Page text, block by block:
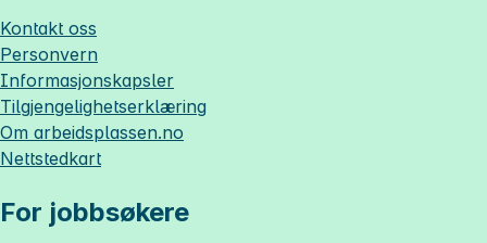
Kontakt oss
Personvern
Informasjonskapsler
Tilgjengelighetserklæring
Om arbeidsplassen.no
Nettstedkart
For jobbsøkere